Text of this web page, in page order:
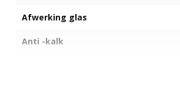
Afwerking glas
Anti -kalk